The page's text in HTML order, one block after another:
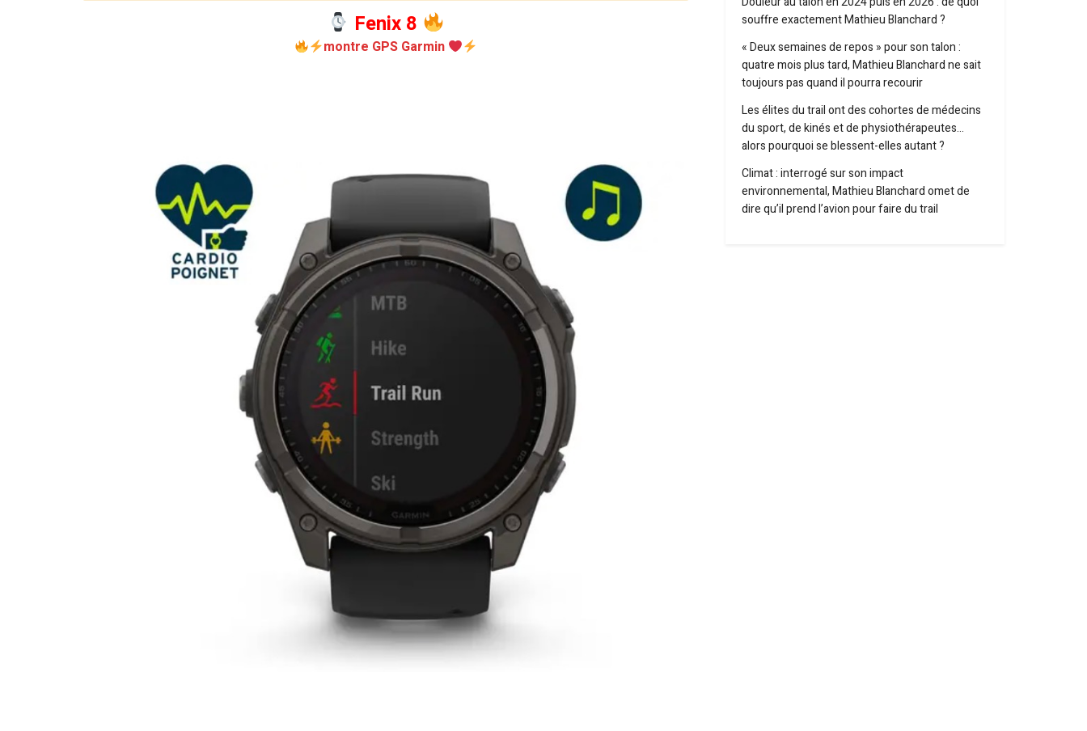
Fenix 8
montre GPS Garmin
souffre exactement Mathieu Blanchard ?
« Deux semaines de repos » pour son talon :
quatre mois plus tard, Mathieu Blanchard ne sait
toujours pas quand il pourra recourir
Les élites du trail ont des cohortes de médecins
du sport, de kinés et de physiothérapeutes…
alors pourquoi se blessent-elles autant ?
Climat : interrogé sur son impact
environnemental, Mathieu Blanchard omet de
dire qu’il prend l’avion pour faire du trail